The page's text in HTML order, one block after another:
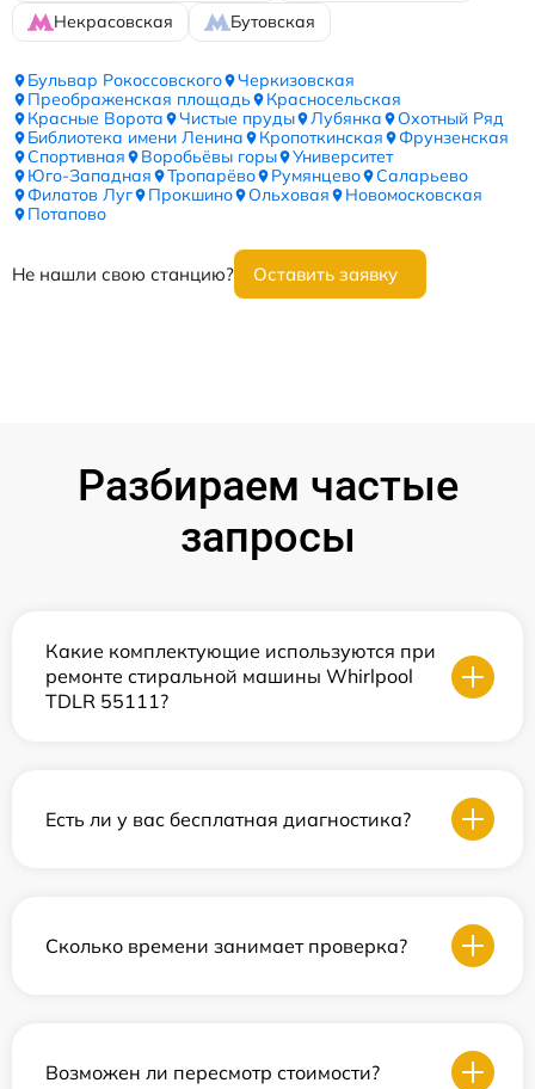
Некрасовская
Бутовская
Бульвар Рокоссовского
Черкизовская
Преображенская площадь
Красносельская
Красные Ворота
Чистые пруды Лубянка
Охотный Ряд
Библиотека имени Ленина
Кропоткинская
Фрунзенская
Спортивная
Воробьёвы горы
Университет
Юго-Западная
Тропарёво Румянцево
Саларьево
Филатов Луг
Прокшино Ольховая
Новомосковская
Потапово
Не нашли свою станцию? Оставить заявку
Разбираем частые
запросы
Какие комплектующие используются при
ремонте стиральной машины Whirlpool
TDLR 55111?
Есть ли у вас бесплатная диагностика?
Сколько времени занимает проверка?
Возможен ли пересмотр стоимости?